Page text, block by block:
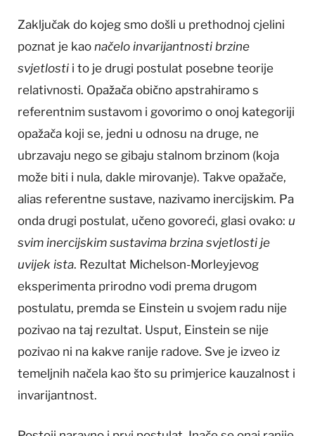
Zaključak do kojeg smo došli u prethodnoj cjelini
poznat je kao načelo invarijantnosti brzine
svjetlosti i to je drugi postulat posebne teorije
relativnosti. Opažača obično apstrahiramo s
referentnim sustavom i govorimo o onoj kategoriji
opažača koji se, jedni u odnosu na druge, ne
ubrzavaju nego se gibaju stalnom brzinom (koja
može biti i nula, dakle mirovanje). Takve opažače,
alias referentne sustave, nazivamo inercijskim. Pa
onda drugi postulat, učeno govoreći, glasi ovako: u
svim inercijskim sustavima brzina svjetlosti je
uvijek ista. Rezultat Michelson-Morleyjevog
eksperimenta prirodno vodi prema drugom
postulatu, premda se Einstein u svojem radu nije
pozivao na taj rezultat. Usput, Einstein se nije
pozivao ni na kakve ranije radove. Sve je izveo iz
temeljnih načela kao što su primjerice kauzalnost i
invarijantnost.